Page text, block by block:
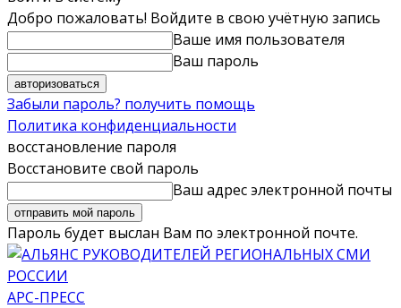
Добро пожаловать! Войдите в свою учётную запись
Ваше имя пользователя
Ваш пароль
Забыли пароль? получить помощь
Политика конфиденциальности
восстановление пароля
Восстановите свой пароль
Ваш адрес электронной почты
Пароль будет выслан Вам по электронной почте.
АРС-ПРЕСС